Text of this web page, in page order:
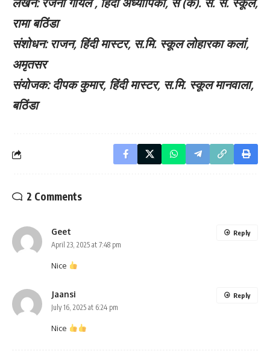
रामा बठिंडा
संशोधन: राजन, हिंदी मास्टर, स.मि. स्कूल लोहारका कलां,
अमृतसर
संयोजक: दीपक कुमार, हिंदी मास्टर, स.मि. स्कूल मानवाला,
बठिंडा
2 Comments
Geet
April 23, 2025 at 7:48 pm
Nice
Reply
Jaansi
July 16, 2025 at 6:24 pm
Nice
Reply